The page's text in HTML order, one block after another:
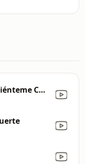
Culpable o No (Miénteme Como Siempre)